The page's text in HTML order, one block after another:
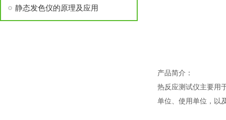
产品简
热反应测试仪主要用
单位、使用单位，以
静态发色仪的原理及应用